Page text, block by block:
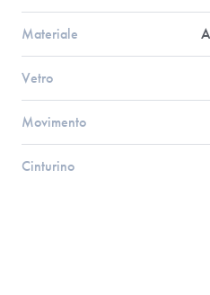
Materiale
Vetro
Movimento
Cinturino